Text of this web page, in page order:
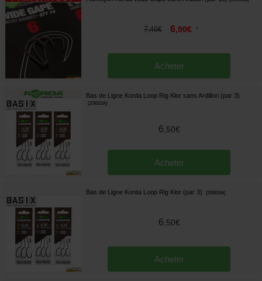
7,40€ 6,90€ *
Acheter
Bas de Ligne Korda Loop Rig Klor sans Ardillon (par 3)
209932A]
6 50€
Acheter
Bas de Ligne Korda Loop Rig Klor (par 3) 209929A]
6 50€
Acheter